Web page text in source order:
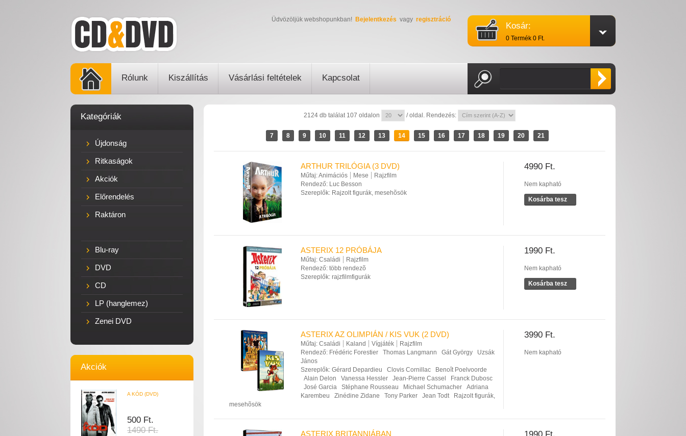
Kosár:
0 Termék 0 Ft.
Üdvözöljük webshopunkban! Bejelentkezés vagy regisztráció
Rólunk Kiszállítás Vásárlási feltételek Kapcsolat
Kategóriák
Újdonság
Ritkaságok
Akciók
Előrendelés
Raktáron
Blu-ray
DVD
CD
LP (hanglemez)
Zenei DVD
Akciók
A KÓD (DVD)
500 Ft.
1490 Ft.
2124 db találat 107 oldalon / oldal. Rendezés:
7 8 9 10 11 12 13 14 15 16 17 18 19 20 21
4990 Ft.
Nem kapható
Kosárba tesz
ARTHUR TRILÓGIA (3 DVD)
Műfaj:Animációs Mese
Rajzfilm
Rendező: Luc Besson
Szereplők: Rajzolt figurák, mesehõsök
1990 Ft.
Nem kapható
Kosárba tesz
ASTERIX 12 PRÓBÁJA
Műfaj: Családi
Rajzfilm
Rendező: több rendezõ
Szereplők: rajzfilmfigurák
3990 Ft.
Nem kapható
ASTERIX AZ OLIMPIÁN / KIS VUK (2 DVD)
Műfaj: Családi Kaland Vígjáték
Rajzfilm
Rendező: Frédéric Forestier Thomas Langmann Gát György
Uzsák
János
Szereplők: Gérard Depardieu Clovis Cornillac
Benoît Poelvoorde
Alain Delon
Vanessa Hessler Jean-Pierre Cassel
Franck Dubosc
José Garcia
Stéphane Rousseau Michael Schumacher
Adriana
Karembeu
Zinédine Zidane Tony Parker Jean Todt
Rajzolt figurák,
mesehõsök
ASTERIX BRITANNIÁBAN